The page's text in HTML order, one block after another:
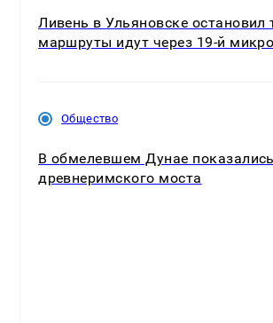
Ливень в Ульяновске остановил
маршруты идут через 19-й
Общество
В обмелевшем Дунае
древнеримского моста